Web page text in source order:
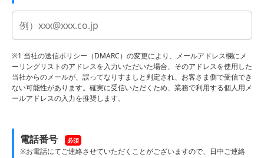
※1 当社の送信ポリシー（DMARC）の変更により、メールアドレス欄にメ
ーリングリストのアドレスを入力いただいた場合、そのアドレスを使用した
当社からのメールが、誤ってなりすましと判定され、お客さま側で受信でき
ない可能性があります。確実に受信いただくため、業務で利用する個人用メ
ールアドレスの入力を推奨します。
電話番号 必須
※お電話にてご連絡させていただくことがございますので、日中ご連絡